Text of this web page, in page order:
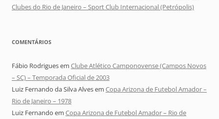
Clubes do Rio de Janeiro – Sport Club Internacional (Petrópolis)
COMENTÁRIOS
Fábio Rodriguesem Clube Atlético Camponovense (Campos Novos
– SC) – Temporada Oficial de 2003
Luiz Fernando da Silva Alvesem Copa Arizona de Futebol Amador –
Rio de Janeiro – 1978
Luiz Fernando em Copa Arizona de Futebol Amador – Rio de